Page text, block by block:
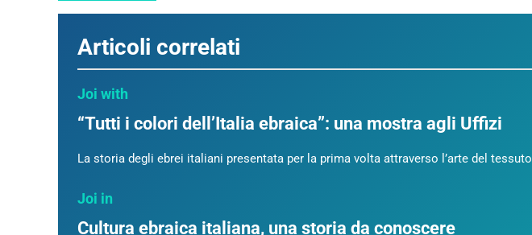
Articoli correlati
Joi with
“Tutti i colori dell’Italia ebraica”: una mostra agli Uffizi
La storia degli ebrei italiani presentata per la prima volta attraverso l’arte del tessuto
Joi in
Cultura ebraica italiana, una storia da conoscere